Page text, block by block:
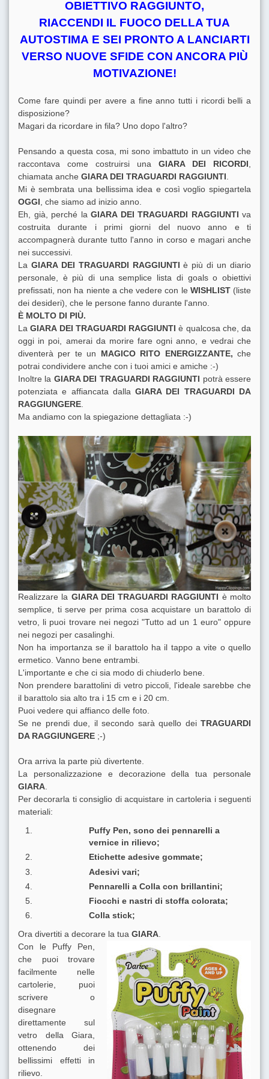
OBIETTIVO RAGGIUNTO,
RIACCENDI IL FUOCO DELLA TUA
AUTOSTIMA E SEI PRONTO A LANCIARTI
VERSO NUOVE SFIDE CON ANCORA PIÙ
MOTIVAZIONE!
Come fare quindi per avere a fine anno tutti i ricordi belli a
disposizione?
Magari da ricordare in fila? Uno dopo l'altro?
Pensando a questa cosa, mi sono imbattuto in un video che
raccontava come costruirsi una GIARA DEI RICORDI
chiamata anche GIARA DEI TRAGUARDI RAGGIUNTI
Mi è sembrata una bellissima idea e così voglio spiegartela
OGGI , che siamo ad inizio anno.
Eh, già, perché la GIARA DEI TRAGUARDI RAGGIUNTI va
costruita durante i primi giorni del nuovo anno e ti
accompagnerà durante tutto l'anno in corso e magari anche
nei successivi.
La GIARA DEI TRAGUARDI RAGGIUNTI è più di un diario
personale, è più di una semplice lista di goals o obiettivi
prefissati, non ha niente a che vedere con le WISHLIST(liste
dei desideri), che le persone fanno durante l'anno.
È MOLTO DI PIÙ.
LaGIARA DEI TRAGUARDI RAGGIUNTI è qualcosa che, da
oggi in poi, amerai da morire fare ogni anno, e vedrai che
diventerà per te un MAGICO RITO ENERGIZZANTE, che
potrai condividere anche con i tuoi amici e amiche :-)
Inoltre la GIARA DEI TRAGUARDI RAGGIUNTI potrà essere
potenziata e affiancata dallaGIARA DEI TRAGUARDI DA
RAGGIUNGERE
Ma andiamo con la spiegazione dettagliata :-)
Realizzare la GIARA DEI TRAGUARDI RAGGIUNTI è molto
semplice, ti serve per prima cosa acquistare un barattolo di
vetro, li puoi trovare nei negozi "Tutto ad un 1 euro" oppure
nei negozi per casalinghi.
Non ha importanza se il barattolo ha il tappo a vite o quello
ermetico. Vanno bene entrambi.
L'importante e che ci sia modo di chiuderlo bene.
Non prendere barattolini di vetro piccoli, l'ideale sarebbe che
il barattolo sia alto tra i 15 cm e i 20 cm.
Puoi vedere qui affianco delle foto.
Se ne prendi due, il secondo sarà quello dei TRAGUARDI
DA RAGGIUNGERE ;-)
Ora arriva la parte più divertente.
La personalizzazione e decorazione della tua personale
GIARA.
Per decorarla ti consiglio di acquistare in cartoleria i seguenti
materiali:
Puffy Pen, sono dei pennarelli a
vernice in rilievo;
Etichette adesive gommate;
Adesivi vari;
Pennarelli a Colla con brillantini;
Fiocchi e nastri di stoffa colorata;
Colla stick;
Ora divertiti a decorare la tua GIARA.
Con le Puffy Pen,
che puoi trovare
facilmente nelle
cartolerie, puoi
scrivere o
disegnare
direttamente sul
vetro della Giara,
ottenendo dei
bellissimi effetti in
rilievo.